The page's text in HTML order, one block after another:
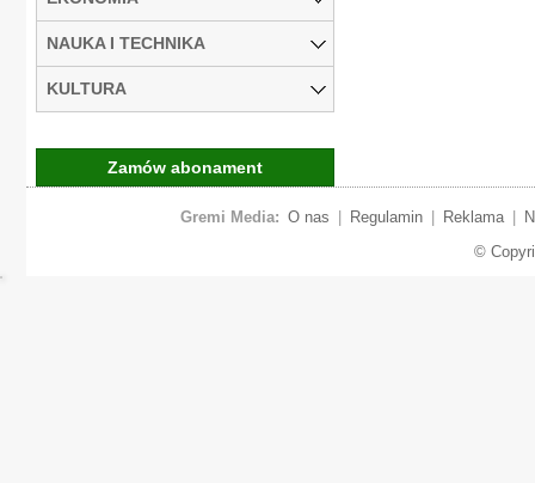
NAUKA I TECHNIKA
KULTURA
Zamów abonament
Gremi Media: O nas Regulamin Reklama
©